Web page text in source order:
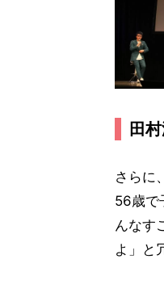
田
さらに
56歳で
んなす
よ」と